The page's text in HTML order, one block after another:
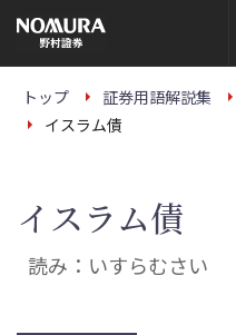
の
ー
トップ 証券用語解説集
イスラム債
イスラム債
読み：いすらむさい